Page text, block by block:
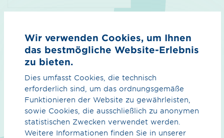
2023/2024
GWJ 2023/2024
Vorschau Download
Wir verwenden Cookies, um Ihnen
das bestmögliche Website-Erlebnis
zu bieten.
Dies umfasst Cookies, die technisch
erforderlich sind, um das ordnungsgemäße
Funktionieren der Website zu gewährleisten,
sowie Cookies, die ausschließlich zu anonymen
statistischen Zwecken verwendet werden.
Weitere Informationen finden Sie in unserer